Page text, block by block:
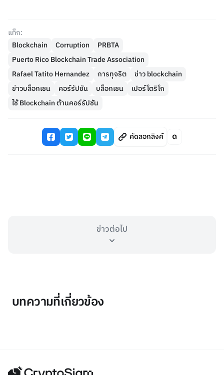
แท็ก:
Blockchain
Corruption
PRBTA
Puerto Rico Blockchain Trade Association
Rafael Tatito Hernandez
การทุจริต
ข่าว blockchain
ข่าวบล็อกเชน
คอร์รัปชัน บล็อกเชน
เปอร์โตริโก
ใช้ Blockchain ต้านคอร์รัปชัน
คัดลอกลิงค์
ข่าวต่อไป
บทความที่เกี่ยวข้อง